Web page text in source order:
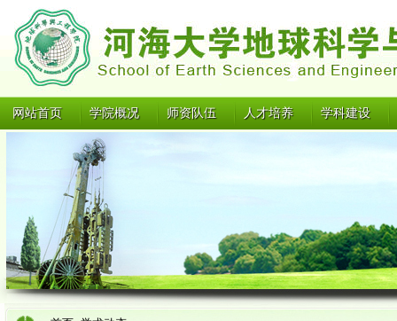
网站首页 学院概况 师资队伍 人才培养 学科建设